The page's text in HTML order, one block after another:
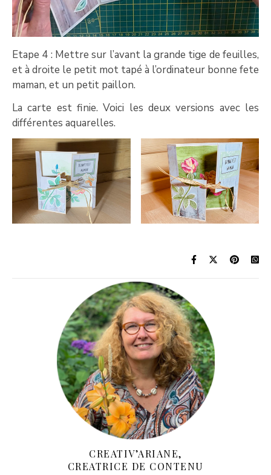
Etape 4 : Mettre sur l’avant la grande tige de feuilles,
et à droite le petit mot tapé à l’ordinateur bonne fete
maman, et un petit paillon.
La carte est finie. Voici les deux versions avec les
différentes aquarelles.
CREATIV’ARIANE,
CREATRICE DE CONTENU